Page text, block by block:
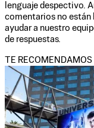
lenguaje despectivo.
comentarios no están
ayudar a nuestro
de respuestas.
TE RECOMENDAMOS